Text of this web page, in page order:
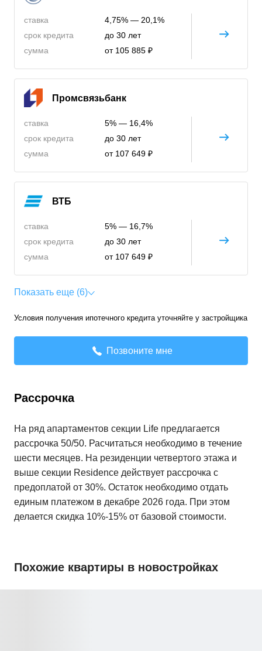
ставка
срок кредита
сумма
4,75% — 20,1%
до 30 лет
от 105 885 ₽
Промсвязьбанк
ставка
срок кредита
сумма
5% — 16,4%
до 30 лет
от 107 649 ₽
ВТБ
ставка
срок кредита
сумма
5% — 16,7%
до 30 лет
от 107 649 ₽
Показать еще (6)
Условия получения ипотечного кредита уточняйте у застройщика
Позвоните мне
Рассрочка
На ряд апартаментов секции Life предлагается
рассрочка 50/50. Расчитаться необходимо в течение
шести месяцев. На резиденции четвертого этажа и
выше секции Residence действует рассрочка с
предоплатой от 30%. Остаток необходимо отдать
единым платежом в декабре 2026 года. При этом
делается скидка 10%-15% от базовой стоимости.
Похожие квартиры в новостройках